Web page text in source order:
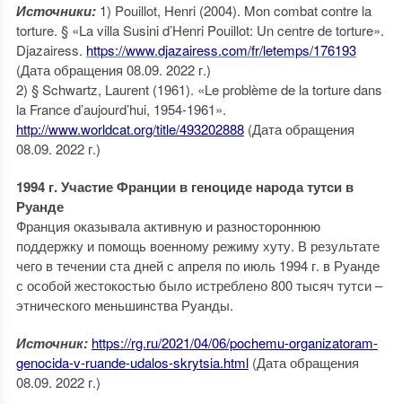
Источники:1) Pouillot, Henri (2004). Mon combat contre la
torture. § «La villa Susini d’Henri Pouillot: Un centre de torture».
Djazairess. https://www.djazairess.com/fr/letemps/176193
(Дата обращения 08.09. 2022 г.)
2) § Schwartz, Laurent (1961). «Le problème de la torture dans
la France d’aujourd’hui, 1954-1961».
http://www.worldcat.org/title/493202888(Дата обращения
08.09. 2022 г.)
1994 г. Участие Франции в геноциде народа тутси в
Руанде
Франция оказывала активную и разностороннюю
поддержку и помощь военному режиму хуту. В результате
чего в течении ста дней с апреля по июль 1994 г. в Руанде
с особой жестокостью было истреблено 800 тысяч тутси –
этнического меньшинства Руанды.
Источник: https://rg.ru/2021/04/06/pochemu-organizatoram-
genocida-v-ruande-udalos-skrytsia.html(Дата обращения
08.09. 2022 г.)